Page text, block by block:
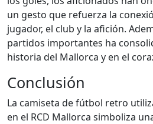
un gesto que refuerza la
jugador, el club y la afición.
partidos importantes ha
historia del Mallorca y en el
Conclusión
La camiseta de fútbol retro
en el RCD Mallorca simboliza